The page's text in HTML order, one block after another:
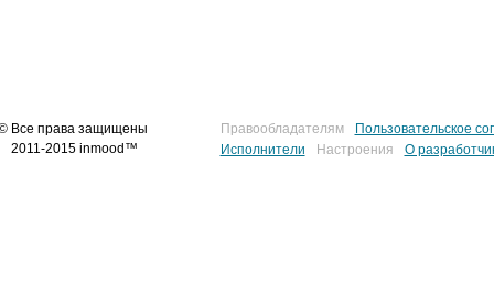
Все права защищены
2011-2015 inmood™
Правообладателям
Пользовательское
Исполнители
Настроения О